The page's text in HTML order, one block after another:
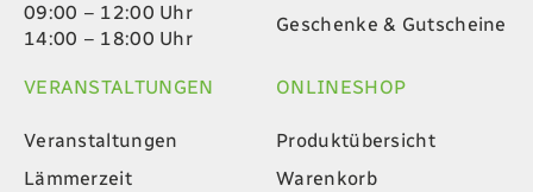
09:00 – 12:00 Uhr
14:00 – 18:00 Uhr
Geschenke & Gutscheine
VERANSTALTUNGEN
Veranstaltungen
Lämmerzeit
ONLINESHOP
Produktübersicht
Warenkorb